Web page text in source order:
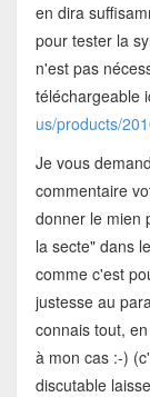
en dira
pour tester la
n'est pas
téléchargeable
us/products/
Je vous
commentaire
donner le mien
la secte" dans
comme c'est
justesse au
connais tout,
à mon cas :-)
discutable